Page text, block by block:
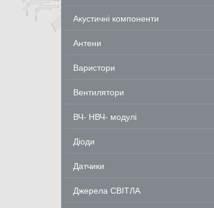
Акустичні компоненти
Антени
Варистори
Вентилятори
ВЧ- НВЧ- модулі
Діоди
Датчики
Джерела СВІТЛА